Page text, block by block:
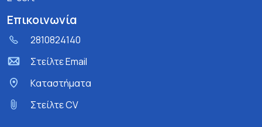
Επικοινωνία
2810824140
Στείλτε Email
Kαταστήματα
Στείλτε CV